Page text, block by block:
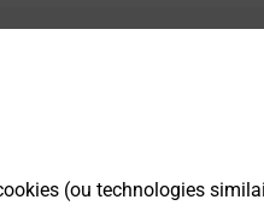
(ou technologies